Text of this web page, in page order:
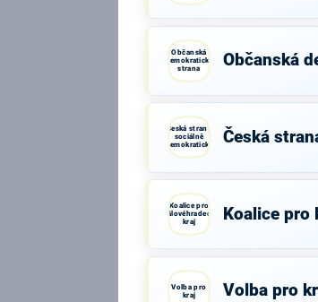
Občanská
demokratická
strana
Občanská
Česká strana
sociálně
demokratická
Česká
Koalice pro
Královéhradecký
kraj
Koalice pro
Volba pro
kraj
Volba pro